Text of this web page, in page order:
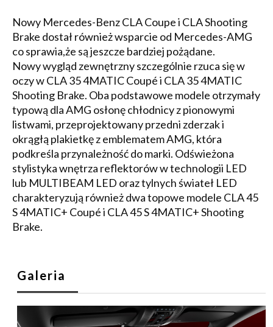
Nowy Mercedes-Benz CLA Coupe i CLA Shooting
Brake dostał również wsparcie od Mercedes-AMG
co sprawia,że są jeszcze bardziej pożądane.
Nowy wygląd zewnętrzny szczególnie rzuca się w
oczy w CLA 35 4MATIC Coupé i CLA 35 4MATIC
Shooting Brake. Oba podstawowe modele otrzymały
typową dla AMG osłonę chłodnicy z pionowymi
listwami, przeprojektowany przedni zderzak i
okrągłą plakietkę z emblematem AMG, która
podkreśla przynależność do marki. Odświeżona
stylistyka wnętrza reflektorów w technologii LED
lub MULTIBEAM LED oraz tylnych świateł LED
charakteryzują również dwa topowe modele CLA 45
S 4MATIC+ Coupé i CLA 45 S 4MATIC+ Shooting
Brake.
Galeria